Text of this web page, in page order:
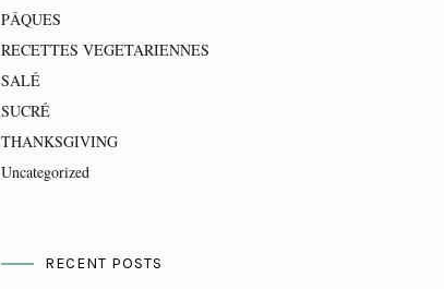
PÂQUES
RECETTES VEGETARIENNES
SALÉ
SUCRÉ
THANKSGIVING
Uncategorized
RECENT POSTS